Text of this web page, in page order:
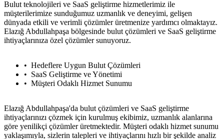
Bulut teknolojileri ve SaaS geliştirme hizmetlerimiz ile
müşterilerimize sunduğumuz uzmanlık ve deneyimi, gelişen
dünyada etkili ve verimli çözümler üretmenize yardımcı olmaktayız.
Elazığ Abdullahpaşa bölgesinde bulut çözümleri ve SaaS geliştirme
ihtiyaçlarınıza özel çözümler sunuyoruz.
Hedeflere Uygun Bulut Çözümleri
SaaS Geliştirme ve Yönetimi
Müşteri Odaklı Hizmet Sunumu
Elazığ Abdullahpaşa'da bulut çözümleri ve SaaS geliştirme
ihtiyaçlarınızı çözmek için kurulmuş ekibimiz, uzmanlık alanlarına
göre yenilikçi çözümler üretmektedir. Müşteri odaklı hizmet sunumu
yaklaşımıyla, sizlerin talepleri ve ihtiyaçlarını hızlı bir şekilde analiz